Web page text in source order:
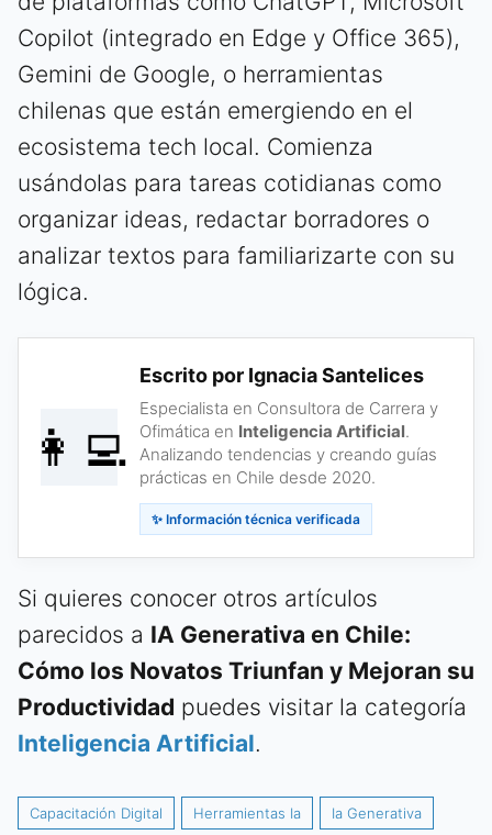
Copilot (integrado en Edge y Office 365),
Gemini de Google, o herramientas
chilenas que están emergiendo en el
ecosistema tech local. Comienza
usándolas para tareas cotidianas como
organizar ideas, redactar borradores o
analizar textos para familiarizarte con su
lógica.
👩‍💻
Escrito por Ignacia Santelices
Especialista en Consultora de Carrera y
Ofimática en Inteligencia Artificial.
Analizando tendencias y creando guías
prácticas en Chile desde 2020.
✨ Información técnica verificada
Si quieres conocer otros artículos
parecidos a IA Generativa en Chile:
Cómo los Novatos Triunfan y Mejoran su
Productividad puedes visitar la categoría
Inteligencia Artificial.
Capacitación Digital Herramientas Ia Ia Generativa